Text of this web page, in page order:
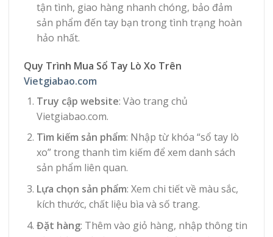
tận tình, giao hàng nhanh chóng, bảo đảm
sản phẩm đến tay bạn trong tình trạng hoàn
hảo nhất.
Quy Trình Mua Sổ Tay Lò Xo Trên
Vietgiabao.com
Truy cập website: Vào trang chủ
Vietgiabao.com.
Tìm kiếm sản phẩm: Nhập từ khóa “sổ tay lò
xo” trong thanh tìm kiếm để xem danh sách
sản phẩm liên quan.
Lựa chọn sản phẩm: Xem chi tiết về màu sắc,
kích thước, chất liệu bìa và số trang.
Đặt hàng: Thêm vào giỏ hàng, nhập thông tin